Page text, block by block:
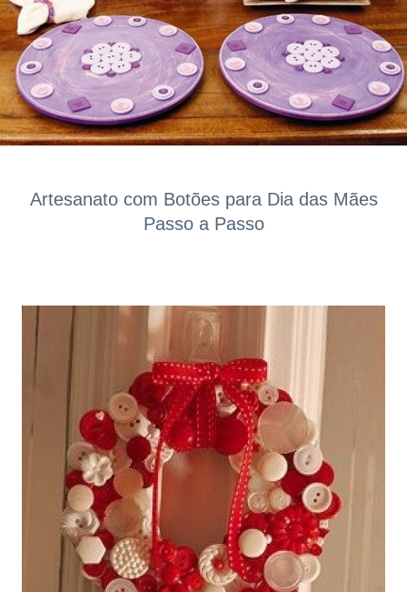
Artesanato com Botões para Dia das Mães
Passo a Passo